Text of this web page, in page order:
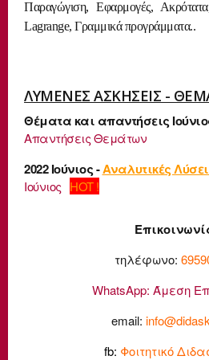
Παραγώγιση, Εφαρμογές,
Lagrange, Γραμμικά προγράμματα..
ΛΥΜΕΝΕΣ ΑΣΚΗΣΕΙΣ -
Θέματα και απαντήσεις
Απαντήσεις Θεμάτων
2022 Ιούνιος -Αναλυτικές
Ιούνιος HOT !
τηλέφωνο:
WhatsApp: Άμεση
email:
fb: Φοιτητικό